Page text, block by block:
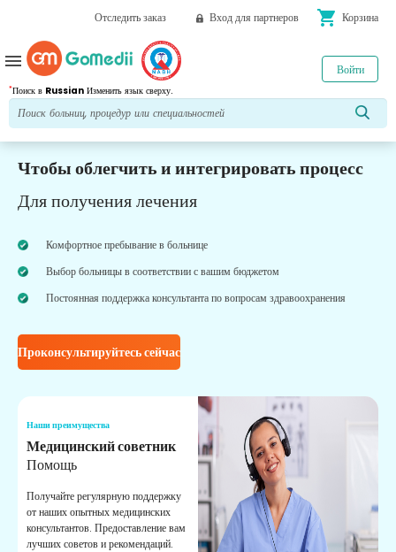
Отследить заказ Вход для партнеров shopping_cart Корзина
*Поиск в Russian Изменить язык сверху.
Войти
menu
Чтобы облегчить и интегрировать процесс
Для получения лечения
Комфортное пребывание в больнице
Выбор больницы в соответствии с вашим бюджетом
Постоянная поддержка консультанта по вопросам здравоохранения
Проконсультируйтесь сейчас
Наши преимущества
Медицинский советник
Помощь
Получайте регулярную поддержку
от наших опытных медицинских
консультантов. Предоставление вам
лучших советов и рекомендаций.